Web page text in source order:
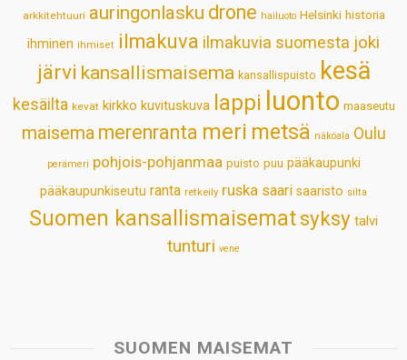
p
k
n
s
t
arkkitehtuuri auringonlasku drone hailuoto Helsinki historia
ihminen ihmiset ilmakuva ilmakuvia suomesta joki
järvi kansallismaisema kansallispuisto kesä
kesäilta kevät kirkko kuvituskuva lappi luonto maaseutu
maisema merenranta meri metsä näköala Oulu
perämeri pohjois-pohjanmaa puisto puu pääkaupunki
pääkaupunkiseutu ranta retkeily ruska saari saaristo silta
Suomen kansallismaisematsyksy talvi
tunturi vene
SUOMEN MAISEMAT